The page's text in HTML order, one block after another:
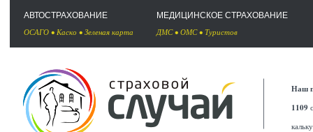
АВТОСТРАХОВАНИЕ
ОСАГО • Каско • Зеленая карта
МЕДИЦИНСКОЕ СТРАХОВАНИЕ
ДМС• ОМС• Туристов
Наш
1109